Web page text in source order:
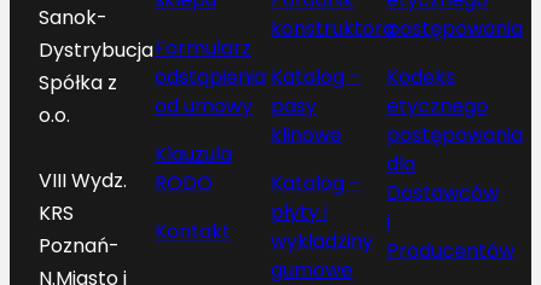
Sanok-
Dystrybucja
Spółka z
o.o.
VIII Wydz.
KRS
Poznań-
N.Miasto i
Formularz
odstąpienia
od umowy
Klauzula
RODO
Kontakt
konstruktora
Katalog –
pasy
klinowe
Katalog –
płyty i
wykładziny
gumowe
postępowania
Kodeks
etycznego
postępowania
dla
Dostawców
i
Producentów